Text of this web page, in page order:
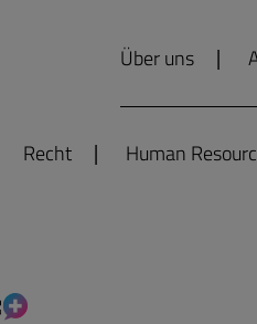
Über uns
Recht Human